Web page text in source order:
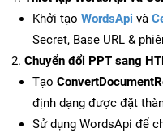
Khởi tạo WordsApi và
Secret, Base URL &
Chuyển đổi PPT sang
Tạo
định dạng được đặt
Sử dụng WordsApi để